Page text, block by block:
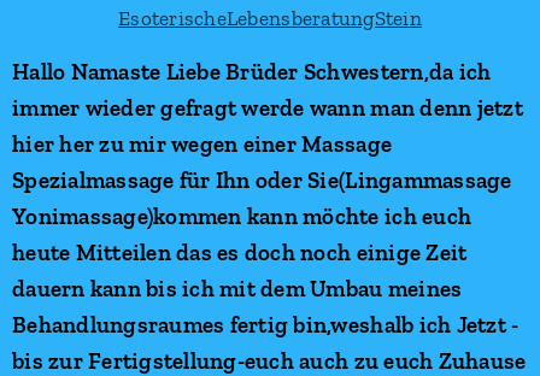
Hallo Namaste Liebe Brüder Schwestern,da ich
immer wieder gefragt werde wann man denn jetzt
hier her zu mir wegen einer Massage
Spezialmassage für Ihn oder Sie(Lingammassage
Yonimassage)kommen kann möchte ich euch
heute Mitteilen das es doch noch einige Zeit
dauern kann bis ich mit dem Umbau meines
Behandlungsraumes fertig bin,weshalb ich Jetzt -
bis zur Fertigstellung-euch auch zu euch Zuhause